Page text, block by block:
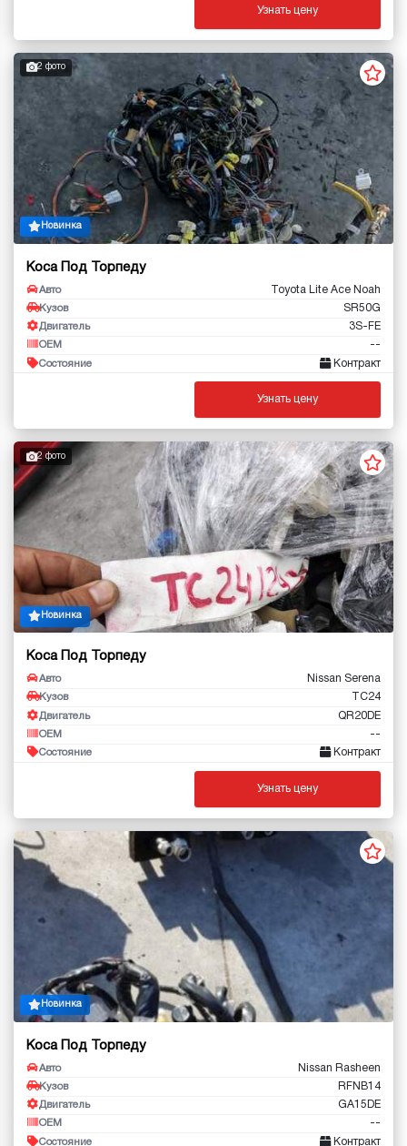
Узнать цену
2 фото
Новинка
Коса Под Торпеду
Авто Toyota Lite Ace Noah
Кузов SR50G
Двигатель 3S-FE
OEM --
Состояние Контракт
Узнать цену
2 фото
Новинка
Коса Под Торпеду
Авто Nissan Serena
Кузов TC24
Двигатель QR20DE
OEM --
Состояние Контракт
Узнать цену
Новинка
Коса Под Торпеду
Авто Nissan Rasheen
Кузов RFNB14
Двигатель GA15DE
OEM --
Состояние Контракт